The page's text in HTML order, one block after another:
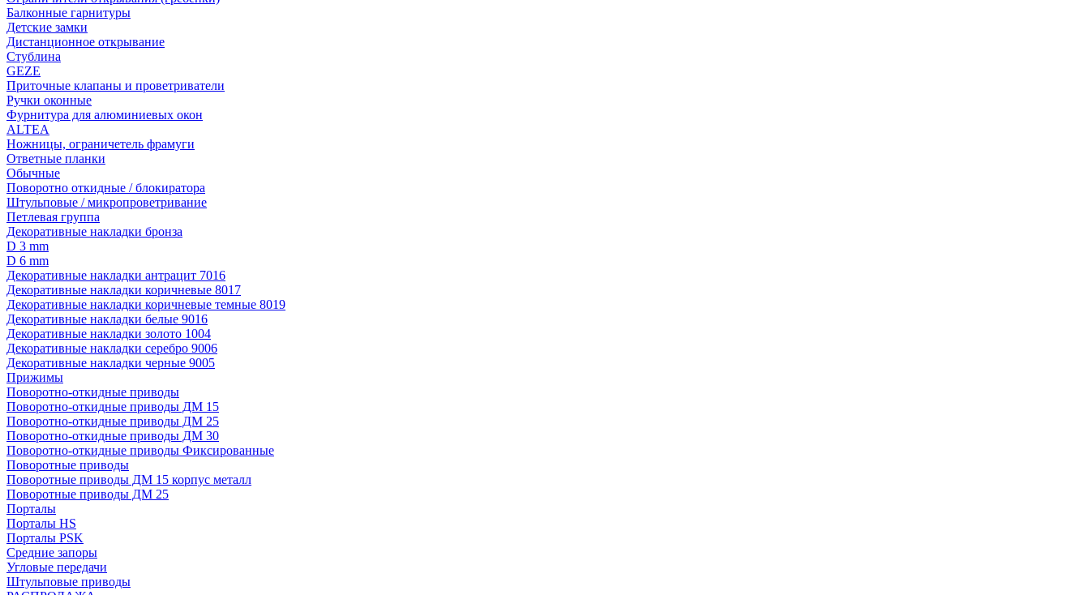
Балконные гарнитуры
Детские замки
Дистанционное открывание
Стублина
GEZE
Приточные клапаны и проветриватели
Ручки оконные
Фурнитура для алюминиевых окон
ALTEA
Ножницы, ограничетель фрамуги
Ответные планки
Обычные
Поворотно откидные / блокиратора
Штульповые / микропроветривание
Петлевая группа
Декоративные накладки бронза
D 3 mm
D 6 mm
Декоративные накладки антрацит 7016
Декоративные накладки коричневые 8017
Декоративные накладки коричневые темные 8019
Декоративные накладки белые 9016
Декоративные накладки золото 1004
Декоративные накладки серебро 9006
Декоративные накладки черные 9005
Прижимы
Поворотно-откидные приводы
Поворотно-откидные приводы ДМ 15
Поворотно-откидные приводы ДМ 25
Поворотно-откидные приводы ДМ 30
Поворотно-откидные приводы Фиксированные
Поворотные приводы
Поворотные приводы ДМ 15 корпус металл
Поворотные приводы ДМ 25
Порталы
Порталы HS
Порталы PSK
Средние запоры
Угловые передачи
Штульповые приводы